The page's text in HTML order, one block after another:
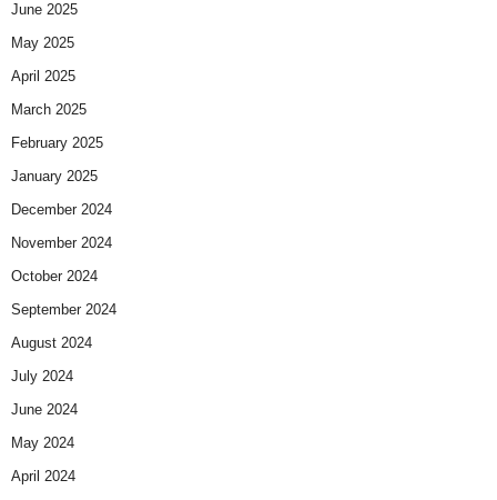
June 2025
May 2025
April 2025
March 2025
February 2025
January 2025
December 2024
November 2024
October 2024
September 2024
August 2024
July 2024
June 2024
May 2024
April 2024